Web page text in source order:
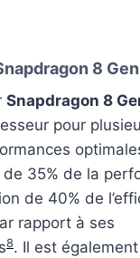
8
Snapdragon 8
pour
35% de la
de 40% de
rapport à ses
8. Il est également